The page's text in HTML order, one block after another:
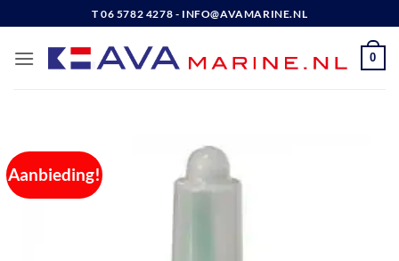
naar
inhoud
T 06 5782 4278 - INFO@AVAMARINE.NL
0
Aanbieding!